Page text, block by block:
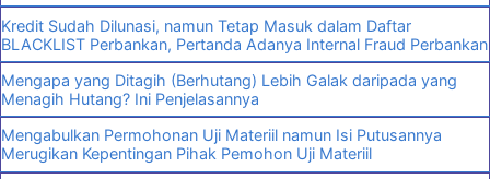
Kredit Sudah Dilunasi, namun Tetap Masuk dalam Daftar
BLACKLIST Perbankan, Pertanda Adanya Internal Fraud Perbankan
Mengapa yang Ditagih (Berhutang) Lebih Galak daripada yang
Menagih Hutang? Ini Penjelasannya
Mengabulkan Permohonan Uji Materiil namun Isi Putusannya
Merugikan Kepentingan Pihak Pemohon Uji Materiil